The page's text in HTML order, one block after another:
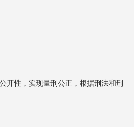
开性，实现量刑公正，根据刑法和刑